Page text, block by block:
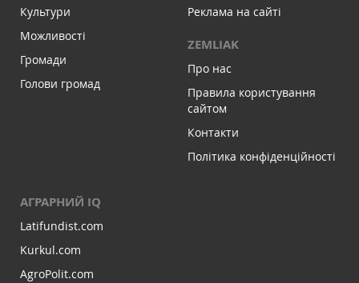
Культури
Можливості
Громади
Голови громад
Реклама на сайті
ZEMLIAK
Про нас
Правила користування
сайтом
Контакти
Політика конфіденційності
АГРАРНИЙ IQ
Latifundist.com
Kurkul.com
AgroPolit.com